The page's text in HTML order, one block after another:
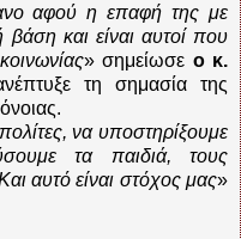
αφού η επαφή της με
βάση και είναι αυτοί που
» σημείωσε ο κ.
τη σημασία της
να υποστηρίξουμε
τα παιδιά, τους
αυτό είναι στόχος μας»